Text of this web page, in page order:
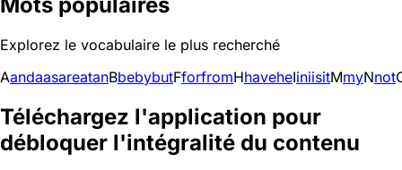
Mots populaires
Explorez le vocabulaire le plus recherché
AandaasareatanBbebybutFforfromHhaveheIiniisitMmyNnot
Téléchargez l'application pour
débloquer l'intégralité du contenu